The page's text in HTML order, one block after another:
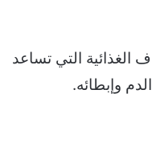
الغذائية التي تساعد
وإبطائه.